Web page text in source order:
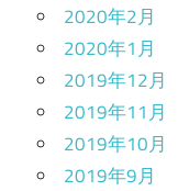
2020年2月
2020年1月
2019年12月
2019年11月
2019年10月
2019年9月